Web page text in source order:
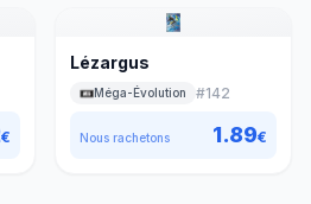
€
Lézargus
Méga-Évolution #142
Nous rachetons 1.89€